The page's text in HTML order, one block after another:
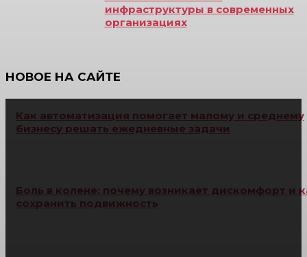
инфраструктуры в современных
организациях
НОВОЕ НА САЙТЕ
Как автоматизация помогает малому и среднему
бизнесу решать ежедневные задачи
Боль в колене: почему возникает дискомфорт и
сохранить подвижность